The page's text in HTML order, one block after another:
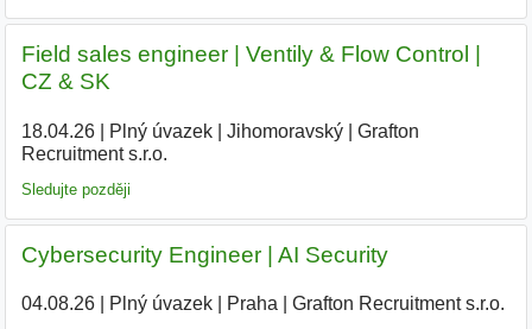
Field sales engineer | Ventily & Flow Control |
CZ & SK
18.04.26| Plný úvazek| Jihomoravský|
Grafton
Recruitment s.r.o.
Sledujte později
Cybersecurity Engineer | AI Security
04.08.26| Plný úvazek| Praha Grafton Recruitment s.r.o.